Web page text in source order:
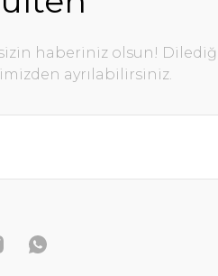
haberiniz olsun!
ayrılabilirsiniz.